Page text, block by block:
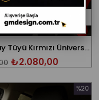
Thor Tay Tüyü Kırmızı Üniversal Oto Koltuk Kılıfı
₺2.080,00
%20